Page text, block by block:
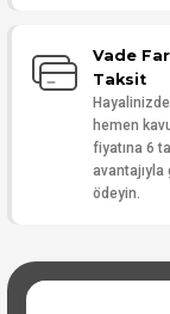
Vade
Taksit
hemen
fiyatına 6
avantajıyla
ödeyin.